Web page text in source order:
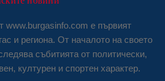
www.burgasinfo.com е първият
и региона. От началото на своето
събитията от политически,
културен и спортен характер.